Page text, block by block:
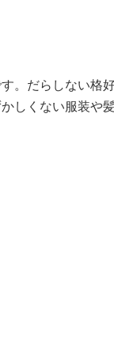
。だらしない格好
しくない服装や